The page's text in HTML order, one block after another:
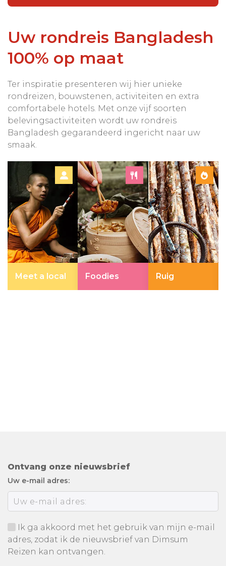
Uw rondreis Bangladesh
100% op maat
Ter inspiratie presenteren wij hier unieke
rondreizen, bouwstenen, activiteiten en extra
comfortabele hotels. Met onze vijf soorten
belevingsactiviteiten wordt uw rondreis
Bangladesh gegarandeerd ingericht naar uw
smaak.
Meet a local Foodies Ruig
Ontvang onze nieuwsbrief
Uw e-mail adres:
Ik ga akkoord met het gebruik van mijn e-mail
adres, zodat ik de nieuwsbrief van Dimsum
Reizen kan ontvangen.